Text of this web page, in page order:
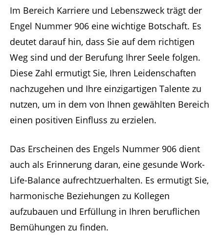
Im Bereich Karriere und Lebenszweck trägt der
Engel Nummer 906 eine wichtige Botschaft. Es
deutet darauf hin, dass Sie auf dem richtigen
Weg sind und der Berufung Ihrer Seele folgen.
Diese Zahl ermutigt Sie, Ihren Leidenschaften
nachzugehen und Ihre einzigartigen Talente zu
nutzen, um in dem von Ihnen gewählten Bereich
einen positiven Einfluss zu erzielen.
Das Erscheinen des Engels Nummer 906 dient
auch als Erinnerung daran, eine gesunde Work-
Life-Balance aufrechtzuerhalten. Es ermutigt Sie,
harmonische Beziehungen zu Kollegen
aufzubauen und Erfüllung in Ihren beruflichen
Bemühungen zu finden.